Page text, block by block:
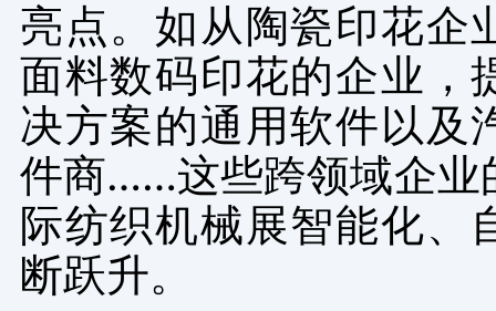
亮点。如从陶瓷印花企
面料数码印花的企业，
决方案的通用软件以及
件商……这些跨领域企业
际纺织机械展智能化、
断跃升。